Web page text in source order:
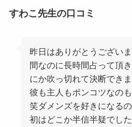
すわこ先生の口コミ
昨日はありがとうござい
間なのに長時間占って頂
にか吹っ切れて決断でき
彼も主人もポンコツなの
笑ダメンズを好きになる
初はどこか半信半疑でし